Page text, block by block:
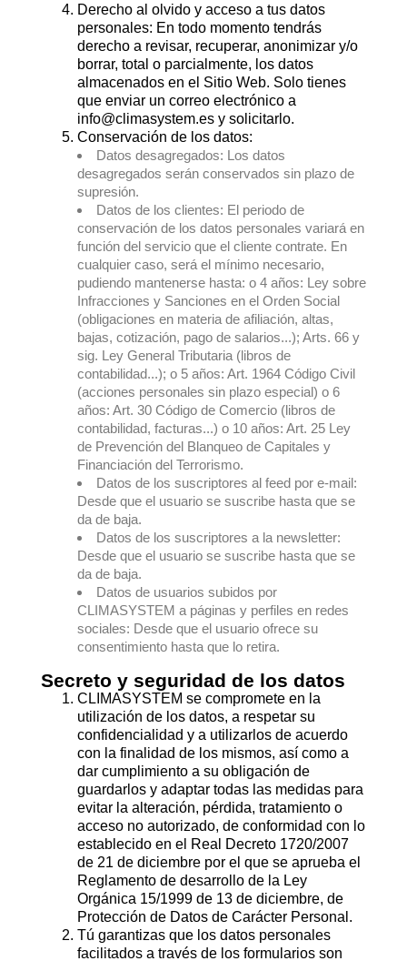
Derecho al olvido y acceso a tus datos
personales: En todo momento tendrás
derecho a revisar, recuperar, anonimizar y/o
borrar, total o parcialmente, los datos
almacenados en el Sitio Web. Solo tienes
que enviar un correo electrónico a
info@climasystem.es y solicitarlo.
Conservación de los datos:
Datos desagregados: Los datos
desagregados serán conservados sin plazo de
supresión.
Datos de los clientes: El periodo de
conservación de los datos personales variará en
función del servicio que el cliente contrate. En
cualquier caso, será el mínimo necesario,
pudiendo mantenerse hasta: o 4 años: Ley sobre
Infracciones y Sanciones en el Orden Social
(obligaciones en materia de afiliación, altas,
bajas, cotización, pago de salarios...); Arts. 66 y
sig. Ley General Tributaria (libros de
contabilidad...); o 5 años: Art. 1964 Código Civil
(acciones personales sin plazo especial) o 6
años: Art. 30 Código de Comercio (libros de
contabilidad, facturas...) o 10 años: Art. 25 Ley
de Prevención del Blanqueo de Capitales y
Financiación del Terrorismo.
Datos de los suscriptores al feed por e-mail:
Desde que el usuario se suscribe hasta que se
da de baja.
Datos de los suscriptores a la newsletter:
Desde que el usuario se suscribe hasta que se
da de baja.
Datos de usuarios subidos por
CLIMASYSTEM a páginas y perfiles en redes
sociales: Desde que el usuario ofrece su
consentimiento hasta que lo retira.
Secreto y seguridad de los datos
CLIMASYSTEM se compromete en la
utilización de los datos, a respetar su
confidencialidad y a utilizarlos de acuerdo
con la finalidad de los mismos, así como a
dar cumplimiento a su obligación de
guardarlos y adaptar todas las medidas para
evitar la alteración, pérdida, tratamiento o
acceso no autorizado, de conformidad con lo
establecido en el Real Decreto 1720/2007
de 21 de diciembre por el que se aprueba el
Reglamento de desarrollo de la Ley
Orgánica 15/1999 de 13 de diciembre, de
Protección de Datos de Carácter Personal.
Tú garantizas que los datos personales
facilitados a través de los formularios son